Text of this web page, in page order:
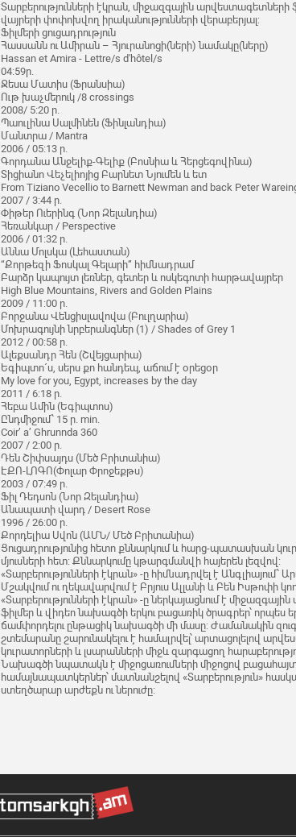
Տարբերությունների էկրան, միջազգային արվեստագետների
վայրերի փոփոխվող իրականությունների վերաբերյալ:
Ֆիլմերի ցուցադրություն
Հասսանն ու Ամիրան – Հյուրանոցի(ների) նամակը(ները)
Hassan et Amira - Lettre/s d'hôtel/s
04:59ր.
Ջեսա Մատիս (Ֆրանսիա)
Ութ խաչմերուկ /8 crossings
2008/ 5:20 ր.
Պաուլինա Սալմինեն (Ֆինլանդիա)
Մանտրա / Mantra
2006 / 05:13 ր.
Գորդանա Անջելիք-Գելիք (Բոսնիա և Հերցեգովինա)
Տիցիանո Վեչելիոյից Բարնետ Նյումեն և ետ
From Tiziano Vecellio to Barnett Newman and back Peter
2007 / 3:44 ր.
Փիթեր Ուերինգ (Նոր Զելանդիա)
Հեռանկար / Perspective
2006 / 01:32 ր.
Աննա Մոլսկա (Լեհաստան)
“Քորթեզի Ֆոսկալ Գելարի” հիմնադրամ
Բարձր կապույտ լեռներ, գետեր և ոսկեգոտի հարթավայրեր
High Blue Mountains, Rivers and Golden Plains
2009 / 11:00 ր.
Բորջանա Վենցիսլավովա (Բուլղարիա)
Մոխրագույնի նրբերանգներ (1) / Shades of Grey 1
2012 / 00:58 ր.
Ալեքսանդր Հեն (Շվեյցարիա)
Եգիպտո´ս, սերս քո հանդեպ, աճում է օրեցօր
My love for you, Egypt, increases by the day
2011 / 6:18 ր.
Հեբա Ամին (Եգիպտոս)
Ընդմիջում՝ 15 ր. min.
Coir’ a’ Ghrunnda 360
2007 / 2:00 ր.
Դեն Շիփսայդս (Մեծ Բրիտանիա)
ԷՔՈ-ԼՈԳՈ(Փոլար Փրոջեքթս)
2003 / 07:49 ր.
Ֆիլ Դեդսոն (Նոր Զելանդիա)
Անապատի վարդ / Desert Rose
1996 / 26:00 ր.
Քորդելիա Սվոն (ԱՄՆ/ Մեծ Բրիտանիա)
Ցուցադրությունից հետո քննարկում և հարց-պատասխան
մյուսների հետ: Քննարկումը կթարգմանվի հայերեն լեզվով:
«Տարբերությունների էկրան» -ը հիմնադրվել է Անգլիայում՝
Մշակվում ու ղեկավարվում է Բրյուս Ալլանի և Բեն Իսթոփի
«Տարբերությունների էկրան» -ը ներկայացնում է
ֆիլմեր և վիդեո նախագծի երկու բացառիկ ծրագրեր՝ որպես
ճամփորդելու ընթացիկ նախագծի մի մասը: Ժամանակին
շտեմարանը շարունակելու է համալրվել՝ արտացոլելով
կուրատորների և լսարանների միջև զարգացող
Նախագծի նպատակն է միջոցառումների միջոցով
համայնապատկերներ՝ մատնանշելով «Տարբերություն»
ստեղծարար արժեքն ու ներուժը: